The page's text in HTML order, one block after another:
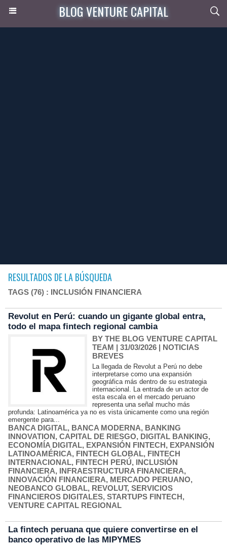
BLOG VENTURE CAPITAL
RESULTADOS DE LA BÚSQUEDA
TAGS (76) : INCLUSIÓN FINANCIERA
Revolut en Perú: cuando un gigante global entra,
todo el mapa fintech regional cambia
BY THE BLOG VENTURE CAPITAL
TEAM | 31/03/2026 | NOTICIAS
BREVES
La llegada de Revolut a Perú no debe
interpretarse como una expansión
geográfica más dentro de su estrategia
internacional. La entrada de un actor de
esta escala en el mercado peruano
representa una señal mucho más
profunda: Latinoamérica ya no es vista únicamente como una región
emergente para...
BANCA DIGITAL, BANCA MODERNA, BANKING
INNOVATION, CAPITAL DE RIESGO, DIGITAL BANKING,
ECONOMÍA DIGITAL, EXPANSIÓN FINTECH, EXPANSIÓN
LATINOAMÉRICA, FINTECH GLOBAL, FINTECH
INTERNACIONAL, FINTECH PERÚ, INCLUSIÓN
FINANCIERA, INFRAESTRUCTURA FINANCIERA,
INNOVACIÓN FINANCIERA, MERCADO PERUANO,
NEOBANCO GLOBAL, REVOLUT, SERVICIOS
FINANCIEROS DIGITALES, STARTUPS FINTECH,
VENTURE CAPITAL REGIONAL
La fintech peruana que quiere convertirse en el
banco operativo de las MIPYMES